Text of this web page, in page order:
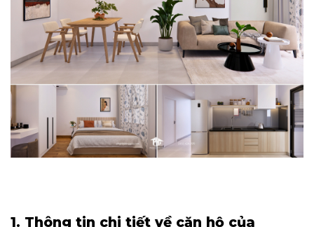
1. Thông tin chi tiết về căn hộ của